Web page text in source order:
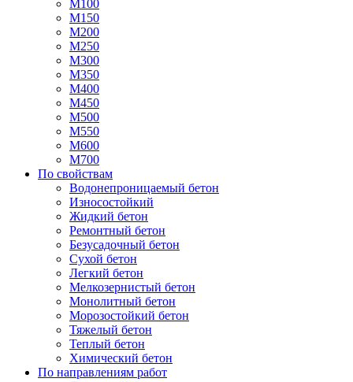
М100
М150
М200
М250
М300
М350
М400
М450
М500
М550
М600
М700
По свойствам
Водонепроницаемый бетон
Износостойкий
Жидкий бетон
Ремонтный бетон
Безусадочный бетон
Сухой бетон
Легкий бетон
Мелкозернистый бетон
Монолитный бетон
Морозостойкий бетон
Тяжелый бетон
Теплый бетон
Химический бетон
По направлениям работ